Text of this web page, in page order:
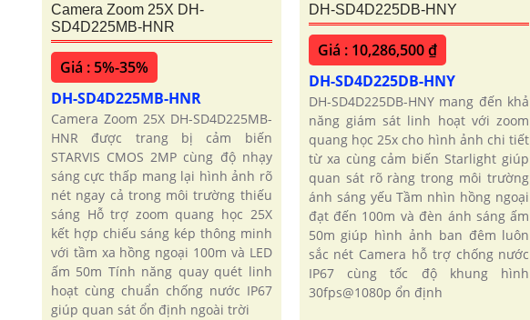
Camera Zoom 25X DH-
SD4D225MB-HNR
Giá : 5%-35%
DH-SD4D225MB-HNR
Camera Zoom 25X DH-SD4D225MB-
HNR được trang bị cảm biến
STARVIS CMOS 2MP cùng độ nhạy
sáng cực thấp mang lại hình ảnh rõ
nét ngay cả trong môi trường thiếu
sáng Hỗ trợ zoom quang học 25X
kết hợp chiếu sáng kép thông minh
với tầm xa hồng ngoại 100m và LED
ấm 50m Tính năng quay quét linh
hoạt cùng chuẩn chống nước IP67
giúp quan sát ổn định ngoài trời
DH-SD4D225DB-HNY
Giá : 10,286,500 ₫
DH-SD4D225DB-HNY
DH-SD4D225DB-HNY mang đến khả
năng giám sát linh hoạt với zoom
quang học 25x cho hình ảnh chi tiết
từ xa cùng cảm biến Starlight giúp
quan sát rõ ràng trong môi trường
ánh sáng yếu Tầm nhìn hồng ngoại
đạt đến 100m và đèn ánh sáng ấm
50m giúp hình ảnh ban đêm luôn
sắc nét Camera hỗ trợ chống nước
IP67 cùng tốc độ khung hình
30fps@1080p ổn định